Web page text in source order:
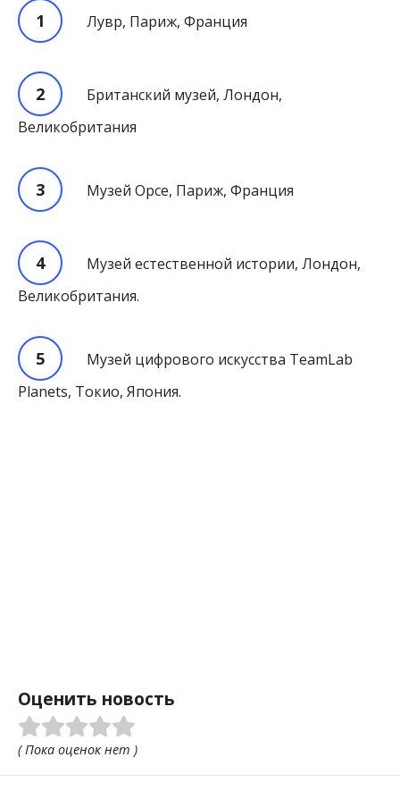
Лувр, Париж, Франция
Британский музей, Лондон,
Великобритания
Музей Орсе, Париж, Франция
Музей естественной истории, Лондон,
Великобритания.
Музей цифрового искусства TeamLab
Planets, Токио, Япония.
Оценить новость
( Пока оценок нет )